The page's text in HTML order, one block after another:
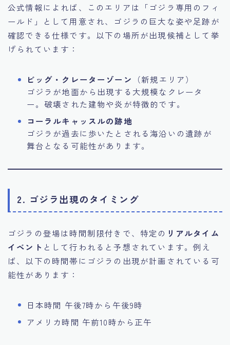
公式情報によれば、このエリアは「ゴジラ専用のフィ
ールド」として用意され、ゴジラの巨大な姿や足跡が
確認できる仕様です。以下の場所が出現候補として挙
げられています：
ビッグ・クレーターゾーン
（新規エリア）
ゴジラが地面から出現する大規模なクレータ
ー。破壊された建物や炎が特徴的です。
コーラルキャッスルの跡地
ゴジラが過去に歩いたとされる海沿いの遺跡が
舞台となる可能性があります。
2. ゴジラ出現のタイミング
ゴジラの登場は時間制限付きで、特定の リアルタイム
イベント として行われると予想されています。例え
ば、以下の時間帯にゴジラの出現が計画されている可
能性があります：
日本時間 午後7時から午後9時
アメリカ時間 午前10時から正午